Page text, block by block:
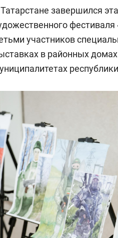
завершился
участников
в районных